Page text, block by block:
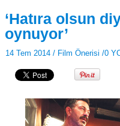
‘Hatıra olsun
oynuyor’
14 Tem 2014 / Film Önerisi /0